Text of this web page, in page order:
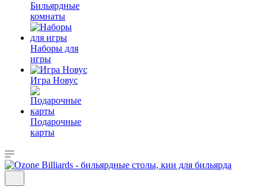
Бильярдные
комнаты
Наборы для
игры
Игра Новус
Подарочные
карты